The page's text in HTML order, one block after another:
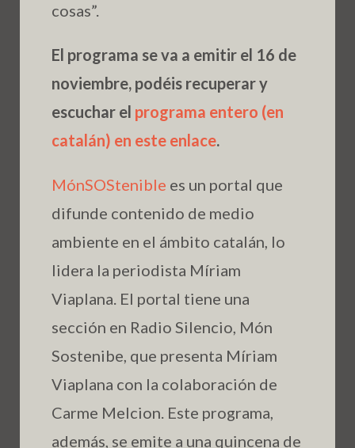
cosas”.
El programa se va a emitir el 16 de
noviembre, podéis recuperar y
escuchar el programa entero (en
catalán) en este enlace.
MónSOStenible es un portal que
difunde contenido de medio
ambiente en el ámbito catalán, lo
lidera la periodista Míriam
Viaplana. El portal tiene una
sección en Radio Silencio, Món
Sostenibe, que presenta Míriam
Viaplana con la colaboración de
Carme Melcion. Este programa,
además, se emite a una quincena de